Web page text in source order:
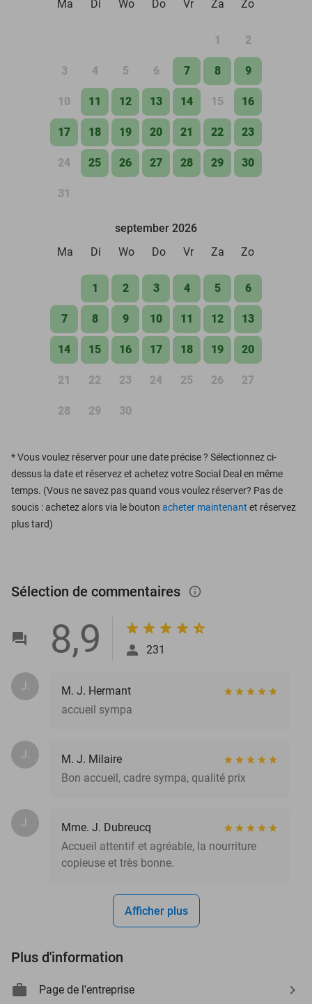
Ma Di Wo Do Vr Za Zo
1 2
3 4 5 6 7 8 9
10 11 12 13 14 15 16
17 18 19 20 21 22 23
24 25 26 27 28 29 30
31
september 2026
Ma
Di Wo Do Vr Za Zo
1 2 3 4 5 6
7 8 9 10 11 12 13
14 15 16 17 18 19 20
21 22 23 24 25 26 27
28 29 30
*Vous voulez réserver pour une date précise ? Sélectionnez ci-
dessus la date et réservez et achetez votre Social Deal en même
temps. (Vous ne savez pas quand vous voulez réserver? Pas de
soucis : achetez alors via le bouton acheter maintenant et réservez
plus tard)
Sélection de commentaires info_outlined
8,9 231
J.
M. J. Hermant
accueil sympa
J.
M. J. Milaire
Bon accueil, cadre sympa, qualité prix
J.
Mme. J. Dubreucq
Accueil attentif et agréable, la nourriture
copieuse et très bonne.
Afficher plus
Plus d'information
Page de l'entreprise